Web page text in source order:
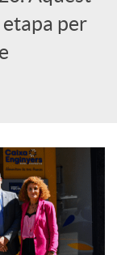
per